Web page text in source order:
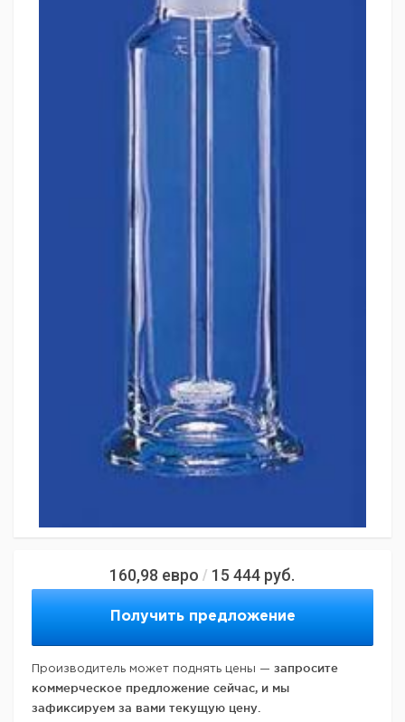
160,98 евро / 15 444 руб.
Получить предложение
Производитель может поднять цены — запросите
коммерческое предложение сейчас, и мы
зафиксируем за вами текущую цену.